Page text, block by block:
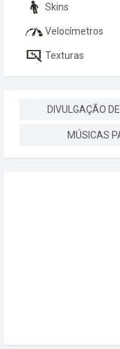
Skins
Velocímetros
Texturas
DIVULGAÇÃO
MÚSICAS